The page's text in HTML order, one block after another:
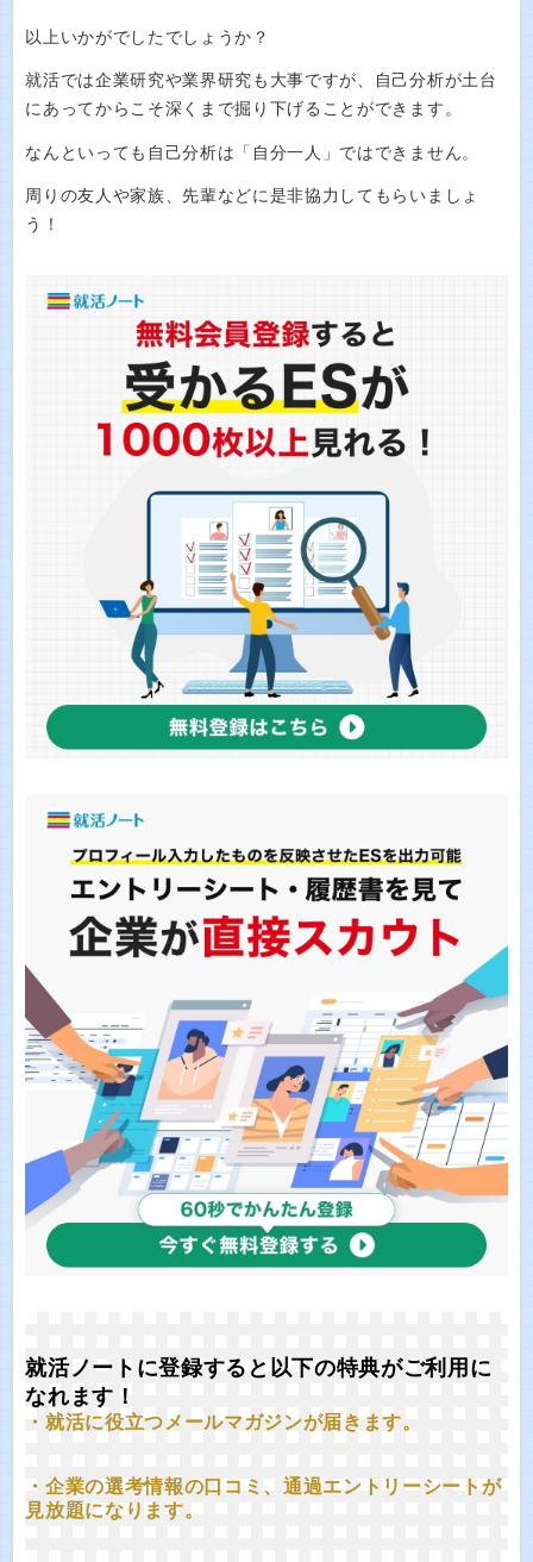
以上いかがでしたでしょうか？
就活では企業研究や業界研究も大事ですが、自己分析が土台
にあってからこそ深くまで掘り下げることができます。
なんといっても自己分析は「自分一人」ではできません。
周りの友人や家族、先輩などに是非協力してもらいましょ
う！
就活ノートに登録すると以下の特典がご利用に
なれます！
・就活に役立つメールマガジンが届きます。
・企業の選考情報の口コミ、通過エントリーシートが
見放題になります。